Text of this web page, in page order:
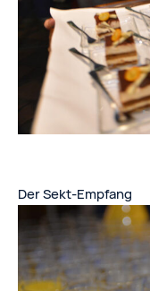
Der Sekt-Empfang